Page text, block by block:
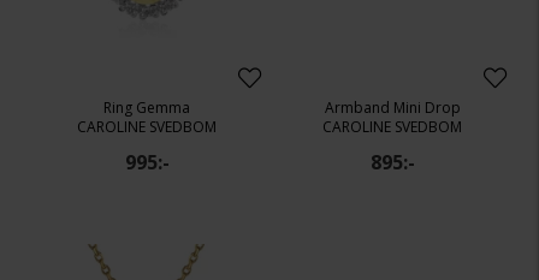
Ring Gemma
CAROLINE SVEDBOM
995:-
Armband Mini Drop
CAROLINE SVEDBOM
895:-